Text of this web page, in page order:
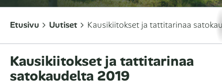
Etusivu Uutiset Kausikiitokset ja tattitarinaa
Kausikiitokset ja tattitarinaa
satokaudelta 2019